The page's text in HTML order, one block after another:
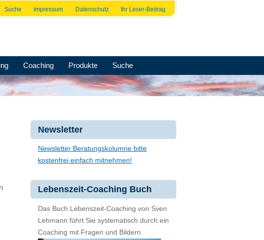
Suche Impressum Datenschutz Ihr Leser-Beitrag
Coaching Produkte Suche
Newsletter
Newsletter Beratungskolumne bitte
kostenfrei einfach mitnehmen!
Lebenszeit-Coaching Buch
Das Buch Lebenszeit-Coaching von Sven
Lehmann führt Sie systematisch durch ein
Coaching mit Fragen und Bildern.